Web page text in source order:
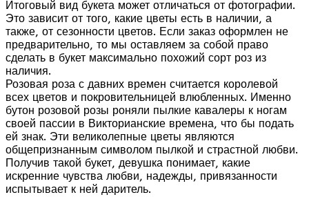
Итоговый вид букета может отличаться от фотографии.
Это зависит от того, какие цветы есть в наличии, а
также, от сезонности цветов. Если заказ оформлен не
предварительно, то мы оставляем за собой право
сделать в букет максимально похожий сорт роз из
наличия.
Розовая роза с давних времен считается королевой
всех цветов и покровительницей влюбленных. Именно
бутон розовой розы роняли пылкие кавалеры к ногам
своей пассии в Викторианские времена, что бы подать
ей знак. Эти великолепные цветы являются
общепризнанным символом пылкой и страстной любви.
Получив такой букет, девушка понимает, какие
искренние чувства любви, надежды, привязанности
испытывает к ней даритель.